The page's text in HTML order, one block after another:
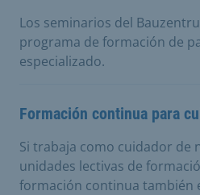
Los seminarios del
programa de formación de
especializado.
Formación continua para
Si trabaja como cuidador de
unidades lectivas de
formación continua también